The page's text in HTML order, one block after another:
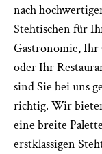
nach
Stehtischen für
Gastronomie, Ihr
oder Ihr
sind Sie bei uns
richtig. Wir
eine breite
erstklassigen